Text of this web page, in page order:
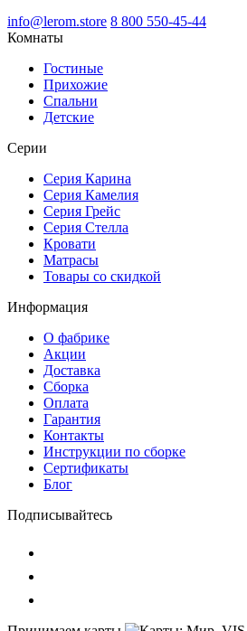
info@lerom.store 8 800 550-45-44
Комнаты
Гостиные
Прихожие
Спальни
Детские
Серии
Серия Карина
Серия Камелия
Серия Грейс
Серия Стелла
Кровати
Матрасы
Товары со скидкой
Информация
О фабрике
Акции
Доставка
Сборка
Оплата
Гарантия
Контакты
Инструкции по сборке
Сертификаты
Блог
Подписывайтесь